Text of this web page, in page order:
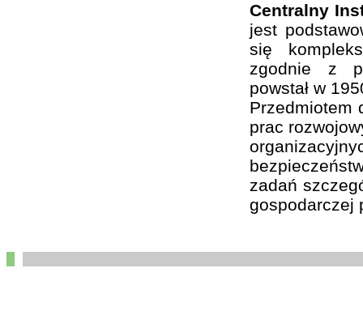
Centralny
jest
się
zgodnie z
powstał w
Przedmiotem
prac
zadań
gospodarczej